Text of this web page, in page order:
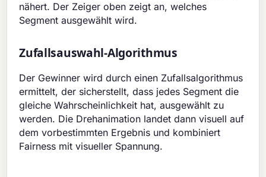
nähert. Der Zeiger oben zeigt an, welches
Segment ausgewählt wird.
Zufallsauswahl-Algorithmus
Der Gewinner wird durch einen Zufallsalgorithmus
ermittelt, der sicherstellt, dass jedes Segment die
gleiche Wahrscheinlichkeit hat, ausgewählt zu
werden. Die Drehanimation landet dann visuell auf
dem vorbestimmten Ergebnis und kombiniert
Fairness mit visueller Spannung.